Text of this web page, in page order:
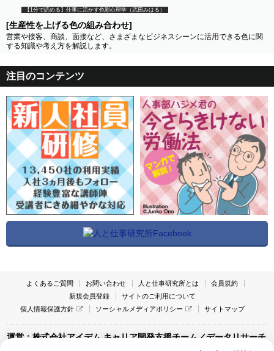
【1分で読める】仕事に活かす色彩心理学（武田みはる）
[生産性を上げる色の組み合わせ]
営業や接客、商談、面接など、さまざまなビジネスシーンに活用できる色に関
する知識や考え方を解説します。
注目のコンテンツ
よくあるご質問 お問い合わせ 人と仕事研究所とは
会員規約
新規会員登録
サイトのご利用について
個人情報保護方針
ソーシャルメディアポリシー サイトマップ
運営：株式会社アイデム キャリア開発支援チーム／データリサーチ